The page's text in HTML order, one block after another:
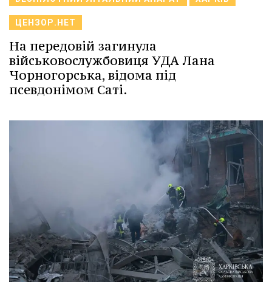
ЦЕНЗОР.НЕТ
На передовій загинула
військовослужбовиця УДА Лана
Чорногорська, відома під
псевдонімом Саті.